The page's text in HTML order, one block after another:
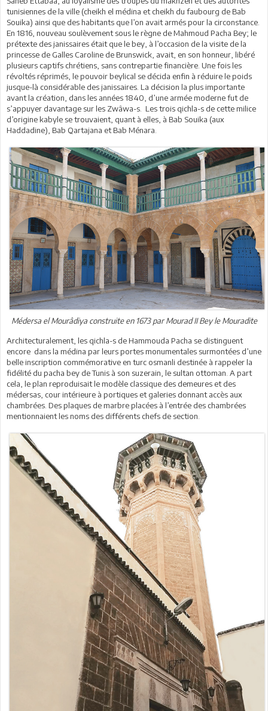
tunisiennes de la ville (cheikh el médina et cheikh du faubourg de Bab
Souika) ainsi que des habitants que l’on avait armés pour la circonstance.
En 1816, nouveau soulèvement sous le règne de Mahmoud Pacha Bey; le
prétexte des janissaires était que le bey, à l’occasion de la visite de la
princesse de Galles Caroline de Brunswick, avait, en son honneur, libéré
plusieurs captifs chrétiens, sans contrepartie financière. Une fois les
révoltés réprimés, le pouvoir beylical se décida enfin à réduire le poids
jusque-là considérable des janissaires. La décision la plus importante
avant la création, dans les années 1840, d’une armée moderne fut de
s’appuyer davantage sur les Zwâwa-s. Les trois qichla-s de cette milice
d’origine kabyle se trouvaient, quant à elles, à Bab Souika (aux
Haddadine), Bab Qartajana et Bab Ménara.
Médersa el Mourâdiya construite en 1673 par Mourad II Bey le Mouradite
Architecturalement, les qichla-s de Hammouda Pacha se distinguent
encore dans la médina par leurs portes monumentales surmontées d’une
belle inscription commémorative en turc osmanli destinée à rappeler la
fidélité du pacha bey de Tunis à son suzerain, le sultan ottoman. A part
cela, le plan reproduisait le modèle classique des demeures et des
médersas, cour intérieure à portiques et galeries donnant accès aux
chambrées. Des plaques de marbre placées à l’entrée des chambrées
mentionnaient les noms des différents chefs de section.